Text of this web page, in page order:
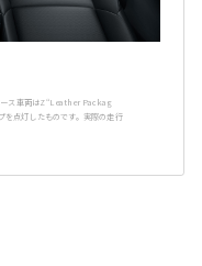
ス車両はZ“Leather Packag
点灯したものです。実際の走行